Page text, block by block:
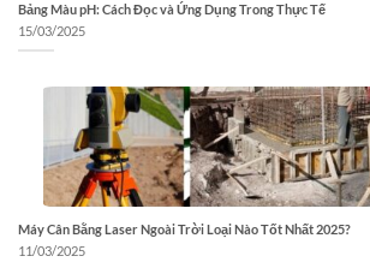
Bảng Màu pH: Cách Đọc và Ứng Dụng Trong Thực Tế
15/03/2025
Máy Cân Bằng Laser Ngoài Trời Loại Nào Tốt Nhất 2025?
11/03/2025